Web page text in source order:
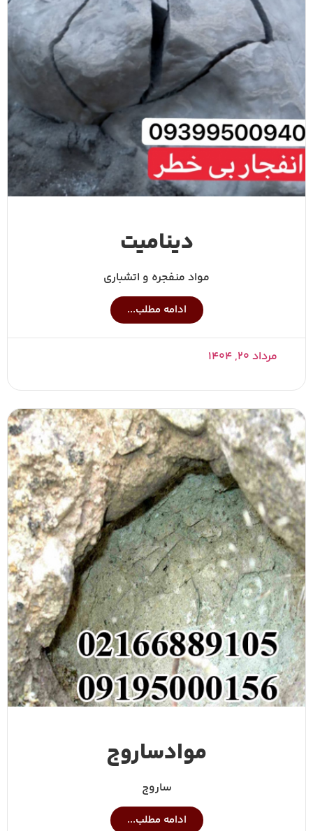
دینامیت
مواد منفجره و اتشباری
ادامه مطلب...
مرداد ۲۰, ۱۴۰۴
موادساروج
ساروج
ادامه مطلب...